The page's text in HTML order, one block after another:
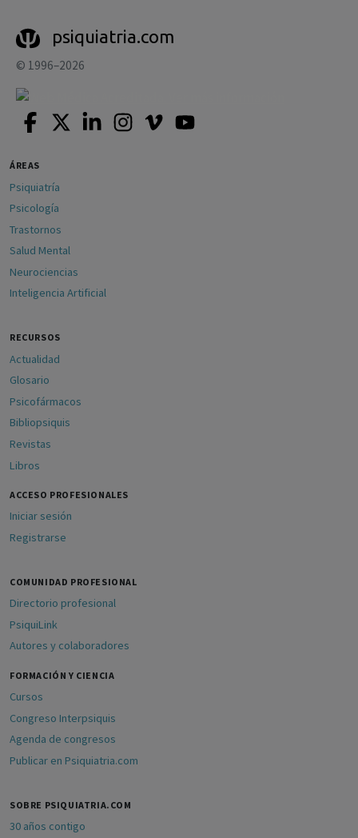
psiquiatria.com
© 1996–2026
ÁREAS
Psiquiatría
Psicología
Trastornos
Salud Mental
Neurociencias
Inteligencia Artificial
RECURSOS
Actualidad
Glosario
Psicofármacos
Bibliopsiquis
Revistas
Libros
ACCESO PROFESIONALES
Iniciar sesión
Registrarse
COMUNIDAD PROFESIONAL
Directorio profesional
PsiquiLink
Autores y colaboradores
FORMACIÓN Y CIENCIA
Cursos
Congreso Interpsiquis
Agenda de congresos
Publicar en Psiquiatria.com
SOBRE PSIQUIATRIA.COM
30 años contigo